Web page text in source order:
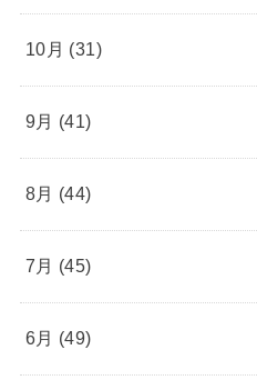
10月 (31)
9月 (41)
8月 (44)
7月 (45)
6月 (49)